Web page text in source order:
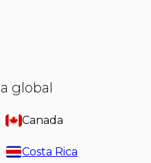
global
Canada
Costa Rica